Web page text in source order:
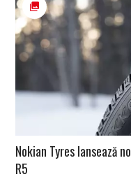
Nokian Tyres lansează
R5